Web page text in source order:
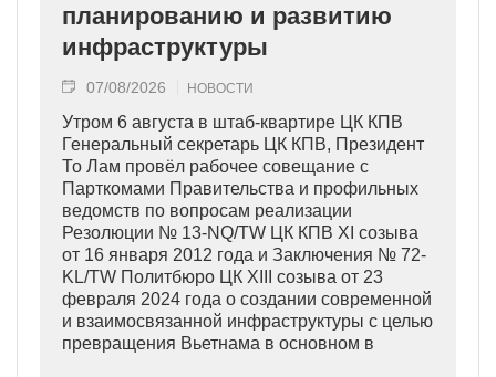
планированию и развитию
инфраструктуры
07/08/2026 НОВОСТИ
Утром 6 августа в штаб-квартире ЦК КПВ
Генеральный секретарь ЦК КПВ, Президент
То Лам провёл рабочее совещание с
Парткомами Правительства и профильных
ведомств по вопросам реализации
Резолюции № 13-NQ/TW ЦК КПВ XI созыва
от 16 января 2012 года и Заключения № 72-
KL/TW Политбюро ЦК XIII созыва от 23
февраля 2024 года о создании современной
и взаимосвязанной инфраструктуры с целью
превращения Вьетнама в основном в